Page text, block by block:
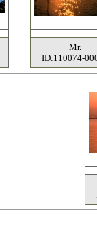
Mr.
ID:110074-